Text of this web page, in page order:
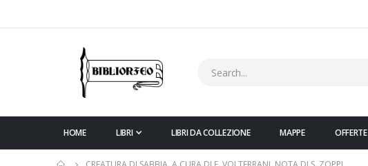
HOME LIBRI LIBRI DA COLLEZIONE MAPPE OFFERTE